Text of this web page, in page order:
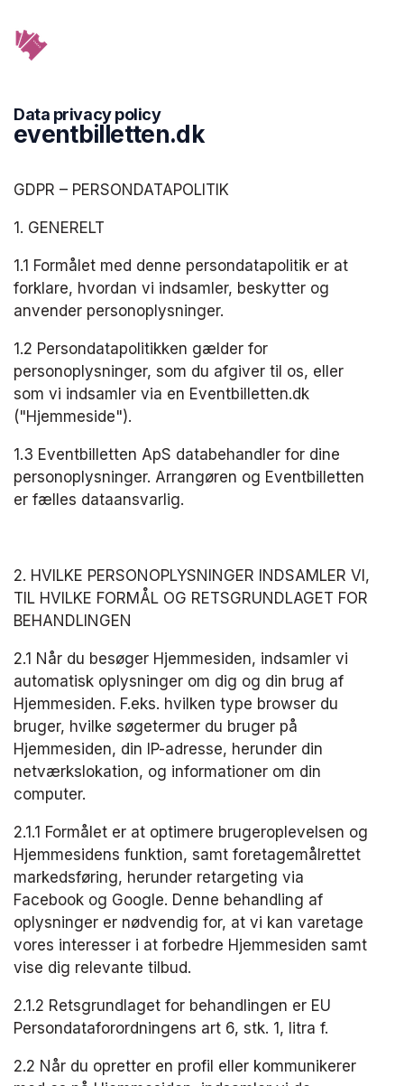
Data privacy policy
eventbilletten.dk
GDPR – PERSONDATAPOLITIK
1. GENERELT
1.1 Formålet med denne persondatapolitik er at
forklare, hvordan vi indsamler, beskytter og
anvender personoplysninger.
1.2 Persondatapolitikken gælder for
personoplysninger, som du afgiver til os, eller
som vi indsamler via en Eventbilletten.dk
("Hjemmeside").
1.3 Eventbilletten ApS databehandler for dine
personoplysninger. Arrangøren og Eventbilletten
er fælles dataansvarlig.
2. HVILKE PERSONOPLYSNINGER INDSAMLER VI,
TIL HVILKE FORMÅL OG RETSGRUNDLAGET FOR
BEHANDLINGEN
2.1 Når du besøger Hjemmesiden, indsamler vi
automatisk oplysninger om dig og din brug af
Hjemmesiden. F.eks. hvilken type browser du
bruger, hvilke søgetermer du bruger på
Hjemmesiden, din IP-adresse, herunder din
netværkslokation, og informationer om din
computer.
2.1.1 Formålet er at optimere brugeroplevelsen og
Hjemmesidens funktion, samt foretage​målrettet
markedsføring, herunder retargeting via
Facebook og Google. Denne behandling af
oplysninger er nødvendig for, at vi kan varetage
vores interesser i at forbedre Hjemmesiden samt
vise dig relevante tilbud.
2.1.2 Retsgrundlaget for behandlingen er EU
Persondataforordningens art 6, stk. 1, litra f.​
2.2 Når du opretter en profil eller kommunikerer